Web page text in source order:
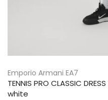
Emporio Armani EA7
TENNIS PRO CLASSIC
white